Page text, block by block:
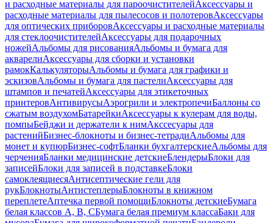
и расходные материалы для пароочистителейАксессуары и
расходные материалы для пылесосов и полотеровАксессуары
для оптических приборовАксессуары и расходные материалы
для стеклоочистителейАксессуары для подарочных
ножейАльбомы для рисованияАльбомы и бумага для
акварелиАксессуары для сборки и установки
рамокКалькуляторыАльбомы и бумага для графики и
эскизовАльбомы и бумага для пастелиАксессуары для
штампов и печатейАксессуары для этикеточных
принтеровАнтивирусыАэрогрили и электропечиБаллоны со
сжатым воздухомБатарейкиАксессуары к кулерам для воды,
помпыБейджи и держатели к нимАкссесуары для
растенийБизнес-блокноты и бизнес-тетрадиАльбомы для
монет и купюрБизнес-софтБланки бухгалтерскиеАльбомы для
черченияБланки медицинские детскиеБлендерыБлоки для
записейБлоки для записей в подставкеБлоки
самоклеящиесяАнтисептические гели для
рукБлокнотыАнтистеплерыБлокноты в книжном
переплетеАптечка первой помощиБлокноты детскиеБумага
белая классов А, В, СБумага белая премиум классаБаки для